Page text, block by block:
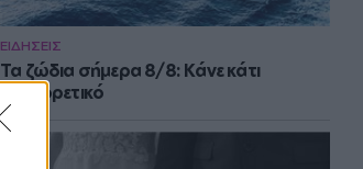
ΕΙΔΗΣΕΙΣ
Τα ζώδια σήμερα 8/8: Κάνε κάτι
διαφορετικό